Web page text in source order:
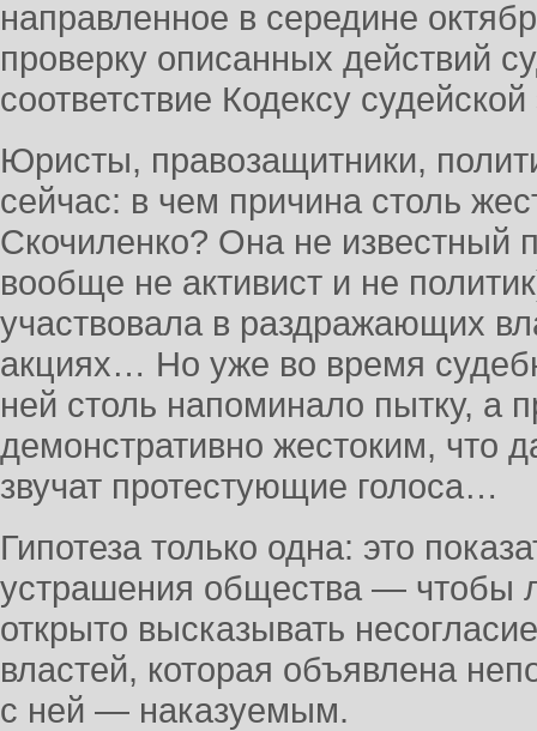
направленное в середине
проверку описанных действий
соответствие Кодексу
Юристы, правозащитники,
сейчас: в чем причина столь
Скочиленко? Она не известный
вообще не активист и не
участвовала в раздражающих
акциях… Но уже во время
ней столь напоминало пытку, а
демонстративно жестоким, что
звучат протестующие голоса…
Гипотеза только одна: это
устрашения общества — чтобы
открыто высказывать
властей, которая объявлена
с ней — наказуемым.